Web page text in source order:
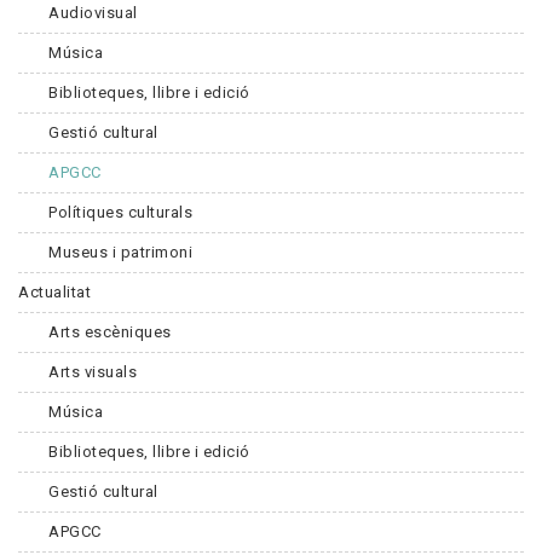
Audiovisual
Música
Biblioteques, llibre i edició
Gestió cultural
APGCC
Polítiques culturals
Museus i patrimoni
Actualitat
Arts escèniques
Arts visuals
Música
Biblioteques, llibre i edició
Gestió cultural
APGCC